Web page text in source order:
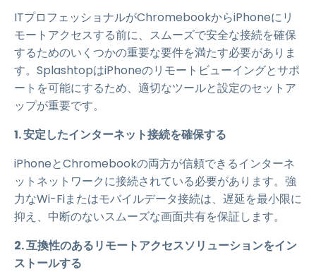
ITプロフェッショナルがChromebookからiPhoneにリ
モートアクセスする前に、スムーズで安全な接続を確保
するためのいくつかの重要な要件を満たす必要がありま
す。SplashtopはiPhoneのリモートビューイングとサポ
ートを可能にするため、適切なツールと設定のセットア
ップが重要です。
1. 安定したインターネット接続を確保する
iPhoneとChromebookの両方が信頼できるインターネ
ットネットワークに接続されている必要があります。強
力なWi-Fiまたはモバイルデータ接続は、遅延を最小限に
抑え、中断のないスムーズな画面共有を保証します。
2. 互換性のあるリモートアクセスソリューションをイン
ストールする